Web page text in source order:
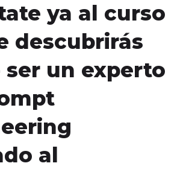
ya al curso
descubrirás
ser un experto
al